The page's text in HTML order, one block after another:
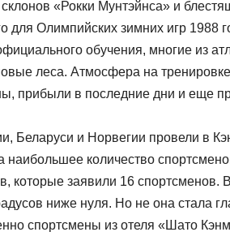
«Рокки Мунтэйнса» и
для Олимпийских зимних игр 1988
обучения, многие из
леса. Атмосфера на
прибыли в последние дни и еще
Беларуси и Норвегии провели в
наибольшее количество
которые заявили 16 спортсменов.
ниже нуля. Но не она стала
спортсмены из отеля «Шато